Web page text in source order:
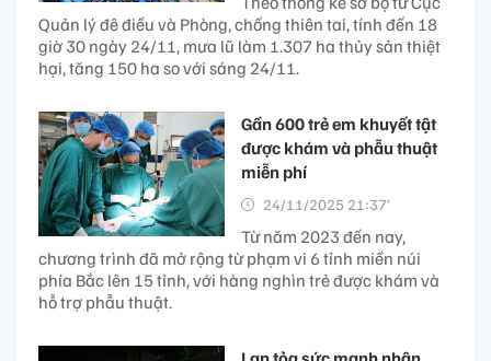
Quản lý đê điều và Phòng, chống thiên tai, tính đến 18
giờ 30 ngày 24/11, mưa lũ làm 1.307 ha thủy sản thiệt
hại, tăng 150 ha so với sáng 24/11.
Gần 600 trẻ em khuyết tật
được khám và phẫu thuật
miễn phí
24/11/2025 21:37’
Từ năm 2023 đến nay,
chương trình đã mở rộng từ phạm vi 6 tỉnh miền núi
phía Bắc lên 15 tỉnh, với hàng nghìn trẻ được khám và
hỗ trợ phẫu thuật.